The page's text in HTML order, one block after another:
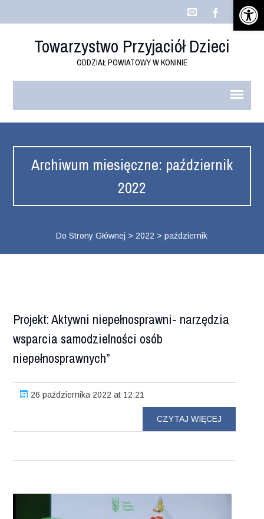
Towarzystwo Przyjaciół Dzieci
ODDZIAŁ POWIATOWY W KONINIE
Archiwum miesięczne: październik
2022
Do Strony Głównej > 2022 >październik
Projekt: Aktywni niepełnosprawni- narzędzia
wsparcia samodzielności osób
niepełnosprawnych”
26 października 2022 at 12:21
CZYTAJ WIĘCEJ